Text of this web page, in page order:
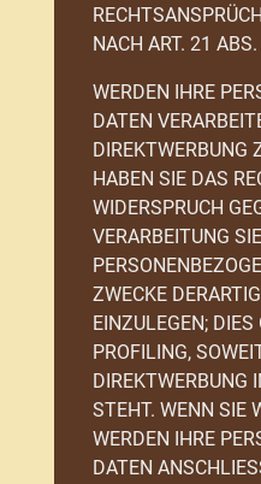
NACH ART. 21
WERDEN IHRE
DATEN
DIREKTWERBUNG
HABEN SIE DAS
WIDERSPRUCH
VERARBEITUNG
ZWECKE
EINZULEGEN;
PROFILING,
DIREKTWERBUNG
STEHT. WENN SIE
WERDEN IHRE
DATEN